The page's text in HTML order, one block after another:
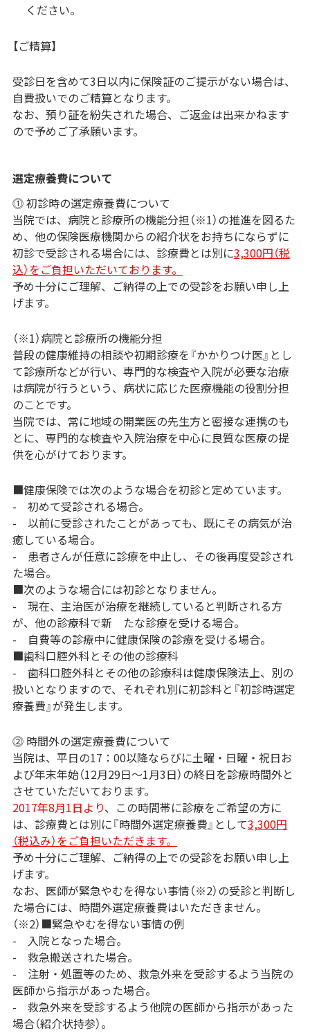
ください。
【ご精算】
受診日を含めて3日以内に保険証のご提示がない場合は、
自費扱いでのご精算となります。
なお、預り証を紛失された場合、ご返金は出来かねます
ので予めご了承願います。
選定療養費について
⓵ 初診時の選定療養費について
当院では、病院と診療所の機能分担（※1）の推進を図るた
め、他の保険医療機関からの紹介状をお持ちにならずに
初診で受診される場合には、診療費とは別に3,300円（税
込）をご負担いただいております。
予め十分にご理解、ご納得の上での受診をお願い申し上
げます。
（※1）病院と診療所の機能分担
普段の健康維持の相談や初期診療を『かかりつけ医』とし
て診療所などが行い、専門的な検査や入院が必要な治療
は病院が行うという、病状に応じた医療機能の役割分担
のことです。
当院では、常に地域の開業医の先生方と密接な連携のも
とに、専門的な検査や入院治療を中心に良質な医療の提
供を心がけております。
■健康保険では次のような場合を初診と定めています。
- 初めて受診される場合。
- 以前に受診されたことがあっても、既にその病気が治
癒している場合。
- 患者さんが任意に診療を中止し、その後再度受診され
た場合。
■次のような場合には初診となりません。
- 現在、主治医が治療を継続していると判断される方
が、他の診療科で新 たな診療を受ける場合。
- 自費等の診療中に健康保険の診療を受ける場合。
■歯科口腔外科とその他の診療科
- 歯科口腔外科とその他の診療科は健康保険法上、別の
扱いとなりますので、それぞれ別に初診料と『初診時選定
療養費』が発生します。
⓶ 時間外の選定療養費について
当院は、平日の17：00以降ならびに土曜・日曜・祝日お
よび年末年始（12月29日〜1月3日）の終日を診療時間外と
させていただいております。
2017年8月1日より、この時間帯に診療をご希望の方に
は、診療費とは別に『時間外選定療養費』として3,300円
（税込み）をご負担いただきます。
予め十分にご理解、ご納得の上での受診をお願い申し上
げます。
なお、医師が緊急やむを得ない事情（※2）の受診と判断し
た場合には、時間外選定療養費はいただきません。
（※2）■緊急やむを得ない事情の例
- 入院となった場合。
- 救急搬送された場合。
- 注射・処置等のため、救急外来を受診するよう当院の
医師から指示があった場合。
- 救急外来を受診するよう他院の医師から指示があった
場合（紹介状持参）。